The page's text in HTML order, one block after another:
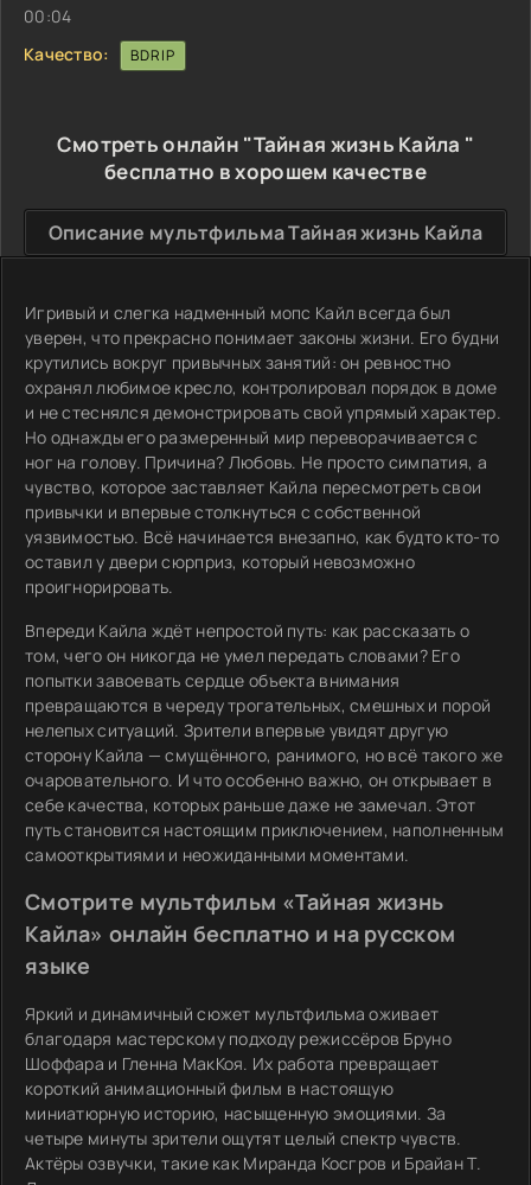
00:04
Качество:
BDRIP
Смотреть онлайн "Тайная жизнь Кайла "
бесплатно в хорошем качестве
Описание мультфильма Тайная жизнь Кайла
Игривый и слегка надменный мопс Кайл всегда был
уверен, что прекрасно понимает законы жизни. Его будни
крутились вокруг привычных занятий: он ревностно
охранял любимое кресло, контролировал порядок в доме
и не стеснялся демонстрировать свой упрямый характер.
Но однажды его размеренный мир переворачивается с
ног на голову. Причина? Любовь. Не просто симпатия, а
чувство, которое заставляет Кайла пересмотреть свои
привычки и впервые столкнуться с собственной
уязвимостью. Всё начинается внезапно, как будто кто-то
оставил у двери сюрприз, который невозможно
проигнорировать.
Впереди Кайла ждёт непростой путь: как рассказать о
том, чего он никогда не умел передать словами? Его
попытки завоевать сердце объекта внимания
превращаются в череду трогательных, смешных и порой
нелепых ситуаций. Зрители впервые увидят другую
сторону Кайла — смущённого, ранимого, но всё такого же
очаровательного. И что особенно важно, он открывает в
себе качества, которых раньше даже не замечал. Этот
путь становится настоящим приключением, наполненным
самооткрытиями и неожиданными моментами.
Смотрите мультфильм «Тайная жизнь
Кайла» онлайн бесплатно и на русском
языке
Яркий и динамичный сюжет мультфильма оживает
благодаря мастерскому подходу режиссёров Бруно
Шоффара и Гленна МакКоя. Их работа превращает
короткий анимационный фильм в настоящую
миниатюрную историю, насыщенную эмоциями. За
четыре минуты зрители ощутят целый спектр чувств.
Актёры озвучки, такие как Миранда Косгров и Брайан Т.